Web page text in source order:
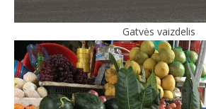
Gatvės vaizdelis